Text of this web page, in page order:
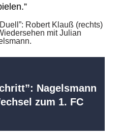
Nagelsmann
zum 1. FC